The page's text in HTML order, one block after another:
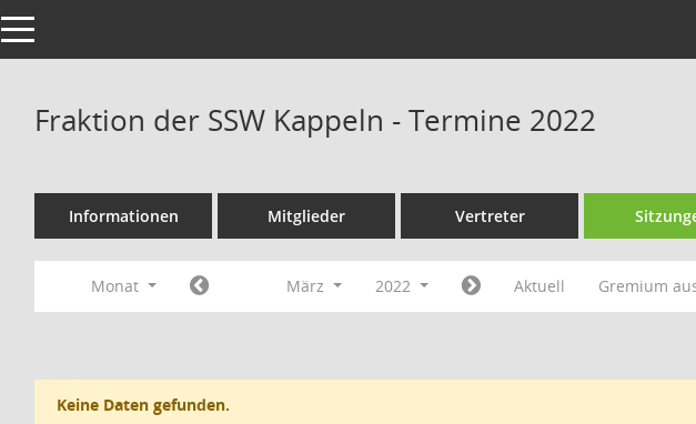
Toggle navigation
Fraktion der SSW Kappeln - Termine 2022
Informationen Mitglieder Vertreter
Monat März 2022 Aktuell Gremium
Keine Daten gefunden.